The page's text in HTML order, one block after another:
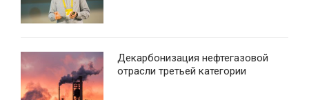
Декарбонизация нефтегазовой
отрасли третьей категории